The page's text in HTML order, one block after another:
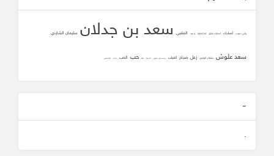
وأني دعوت أصابك أصابك عشق لما تلاقينا يا عيد المتنبي سعد بن جدلان سليمان الشاردي
سعد علوش سلطان الهاجري زعل صباح الغياب محمد علي جنيدي المحبه ثقه حب الحب زانت الشافعي
-
.